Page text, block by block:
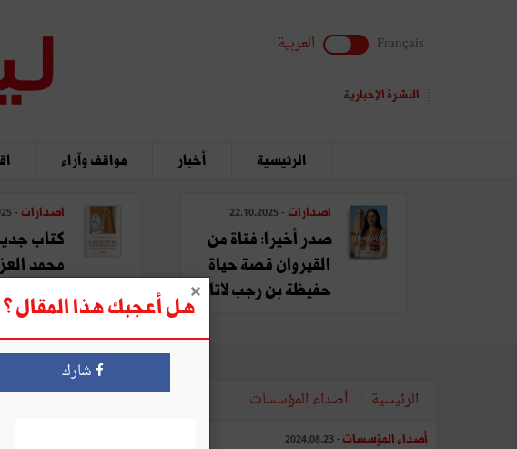
Français العربية
النشرة الإخبارية
الرئيسية أخبار مواقف وآراء
اصدارات - 22.10.2025
صدر أخيرا: فتاة من
القيروان قصة حياة
حفيظة بن رجب لاتا
اصدارات - 18.11.2025
كتاب
محمد
الرئيسية أصداء المؤسسات
أصداء المؤسسات - 2024.08.23
هل أعجبك هذا المقال
شارك